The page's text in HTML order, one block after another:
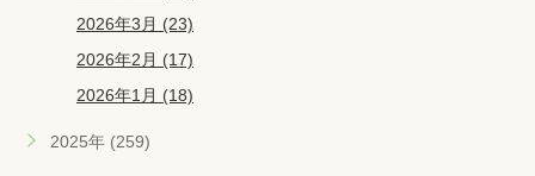
2026年3月 (23)
2026年2月 (17)
2026年1月 (18)
2025年 (259)